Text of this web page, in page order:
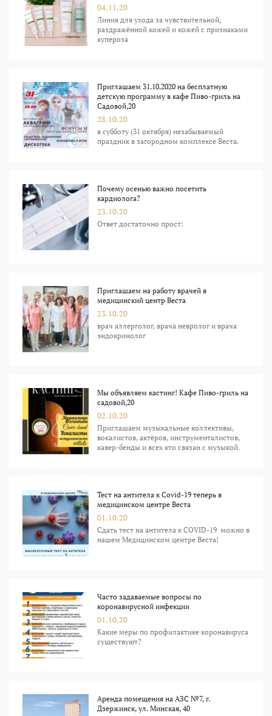
04.11.20
Линия для ухода за чувствительной,
раздражённой кожей и кожей с признаками
купероза
Приглашаем 31.10.2020 на бесплатную
детскую программу в кафе Пиво-гриль на
Садовой,20
28.10.20
в субботу (31 октября) незабываемый
праздник в загородном комплексе Веста.
Почему осенью важно посетить
кардиолога?
23.10.20
Ответ достаточно прост:
Приглашаем на работу врачей в
медицинский центр Веста
23.10.20
врач аллерголог, врача невролог и врача
эндокринолог
Мы объявляем кастинг! Кафе Пиво-гриль на
садовой,20
02.10.20
Приглашаем музыкальные коллективы,
вокалистов, актёров, инструменталистов,
кавер-бенды и всех кто связан с музыкой.
Тест на антитела к Covid-19 теперь в
медицинском центре Веста
01.10.20
Сдать тест на антитела к COVID-19 можно в
нашем Медицинском центре Веста!
Часто задаваемые вопросы по
коронавирусной инфекции
01.10.20
Какие меры по профилактике коронавируса
существуют?
Аренда помещения на АЗС №7, г.
Дзержинск, ул. Минская, 40